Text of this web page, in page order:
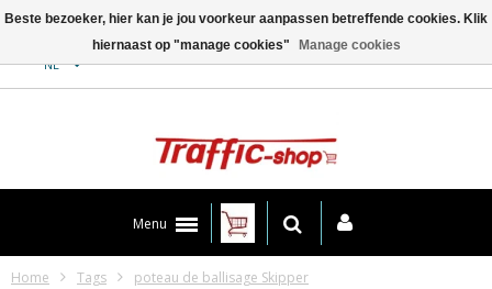
NL
Menu
Home Tags poteau de ballisage Skipper
Beste bezoeker, hier kan je jou voorkeur aanpassen betreffende cookies. Klik
hiernaast op "manage cookies"
Manage cookies